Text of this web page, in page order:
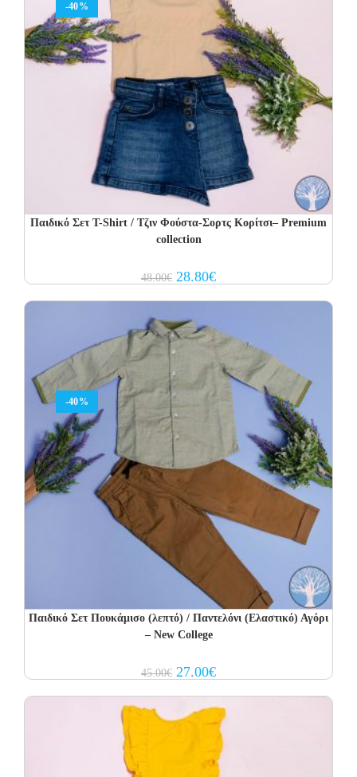
-40%
Παιδικό Σετ T-Shirt / Τζιν Φούστα-Σορτς Κορίτσι– Premium
collection
48.00€ Original
price
28.80€Current
price
-40%
Παιδικό Σετ Πουκάμισο (λεπτό) / Παντελόνι (Ελαστικό) Αγόρι
– New College
45.00€ Original
price
45.00€.
27.00€Current
price
27.00€.